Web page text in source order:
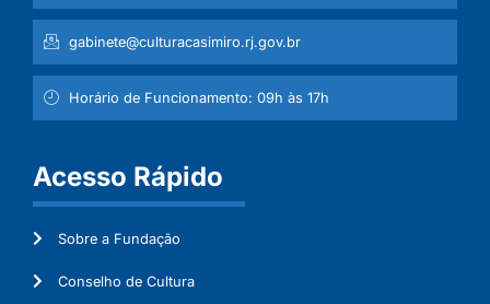
gabinete@culturacasimiro.rj.gov.br
Horário de Funcionamento: 09h às 17h
Acesso Rápido
Sobre a Fundação
Conselho de Cultura